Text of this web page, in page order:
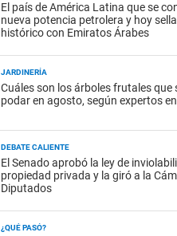
El país de América Latina que se
nueva potencia petrolera y hoy
histórico con Emiratos Árabes
JARDINERÍA
Cuáles son los árboles frutales que
podar en agosto, según expertos
DEBATE CALIENTE
El Senado aprobó la ley de
propiedad privada y la giró a la
Diputados
¿QUÉ PASÓ?